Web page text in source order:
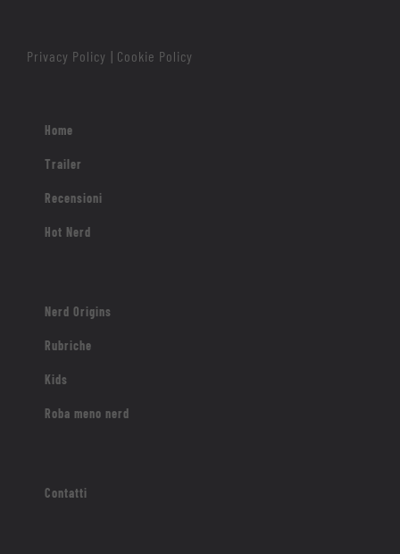
Privacy Policy Cookie Policy
Home
Trailer
Recensioni
Hot Nerd
Nerd Origins
Rubriche
Kids
Roba meno nerd
Contatti